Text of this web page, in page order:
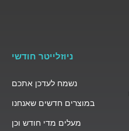
ניוזלייטר חודשי
נשמח לעדכן אתכם
במוצרים חדשים שאנחנו
מעלים מדי חודש וכן